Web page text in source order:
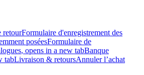
retourFormulaire d'enregistrement des
poséesFormulaire de
, opens in a new tabBanque
tabLivraison & retoursAnnuler l’achat